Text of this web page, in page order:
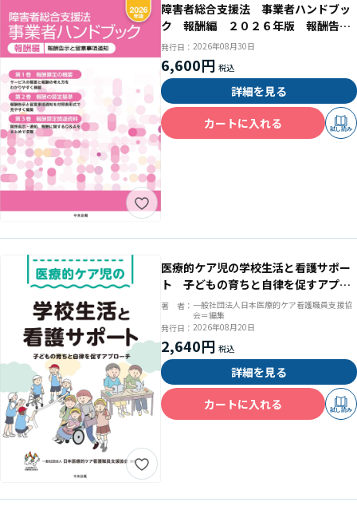
障害者総合支援法 事業者ハンドブッ
ク 報酬編 ２０２６年版 報酬告示
と留意事項通知
発行日： 2026年08月30日
6,600円
詳細を見る
カートに入れる
試し読み
医療的ケア児の学校生活と看護サポー
ト 子どもの育ちと自律を促すアプロ
ーチ
著 者： 一般社団法人日本医療的ケア看護職員支援協
会＝編集
発行日： 2026年08月20日
2,640円
詳細を見る
カートに入れる
試し読み